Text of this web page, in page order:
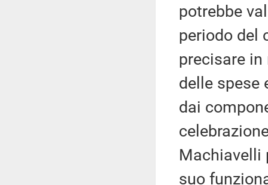
potrebbe
periodo del
precisare
delle spese
dai
Machiavelli
suo